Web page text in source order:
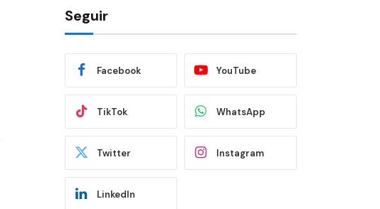
Seguir
Facebook YouTube
TikTok WhatsApp
Twitter Instagram
LinkedIn